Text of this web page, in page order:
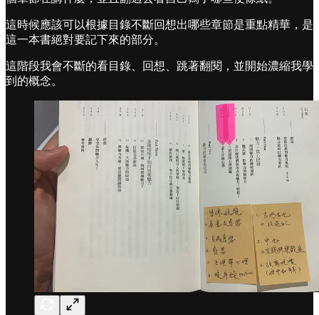
這時候應該可以根據目錄不斷回想出哪些章節是重點精華，是
這一本書絕對要記下來的部分。
這階段我會不斷的看目錄、回想、跳著翻閱，並開始濃縮我學
到的概念。